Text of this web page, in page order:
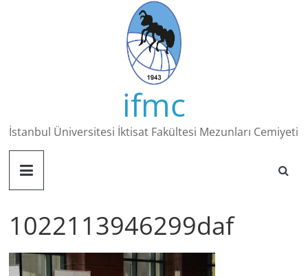
ifmc
İstanbul Üniversitesi İktisat Fakültesi Mezunları Cemiyeti
1022113946299daf